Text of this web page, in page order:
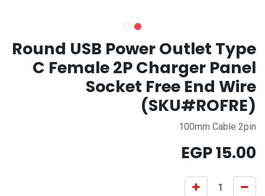
Round USB Power Outlet Type
C Female 2P Charger Panel
Socket Free End Wire
(SKU#ROFRE)
100mm Cable 2pin
15.00